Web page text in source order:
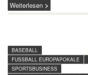
Weiterlesen
BASEBALL
FUSSBALL EUROPAPOKALE
SPORTSBUSINESS